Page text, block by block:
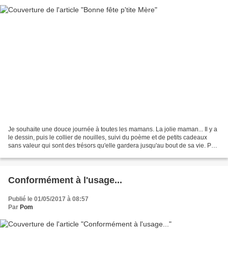
Je souhaite une douce journée à toutes les mamans. La jolie maman... Il y a
le dessin, puis le collier de nouilles, suivi du poème et de petits cadeaux
sans valeur qui sont des trésors qu'elle gardera jusqu'au bout de sa vie. Puis
Conformément à l'usage...
Publié le 01/05/2017 à 08:57
Par Pom